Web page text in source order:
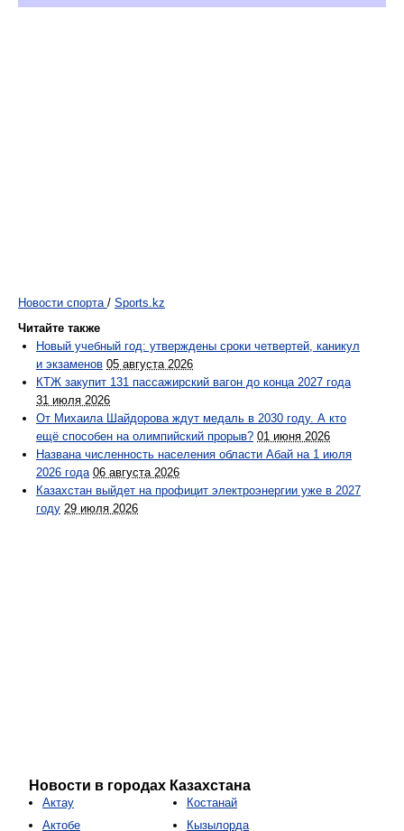
Новости спорта / Sports.kz
Читайте также
Новый учебный год: утверждены сроки четвертей, каникул
и экзаменов 05 августа 2026
КТЖ закупит 131 пассажирский вагон до конца 2027 года
31 июля 2026
От Михаила Шайдорова ждут медаль в 2030 году. А кто
ещё способен на олимпийский прорыв? 01 июня 2026
Названа численность населения области Абай на 1 июля
2026 года 06 августа 2026
Казахстан выйдет на профицит электроэнергии уже в 2027
году 29 июля 2026
Новости в городах Казахстана
Актау
Актобе
Костанай
Кызылорда